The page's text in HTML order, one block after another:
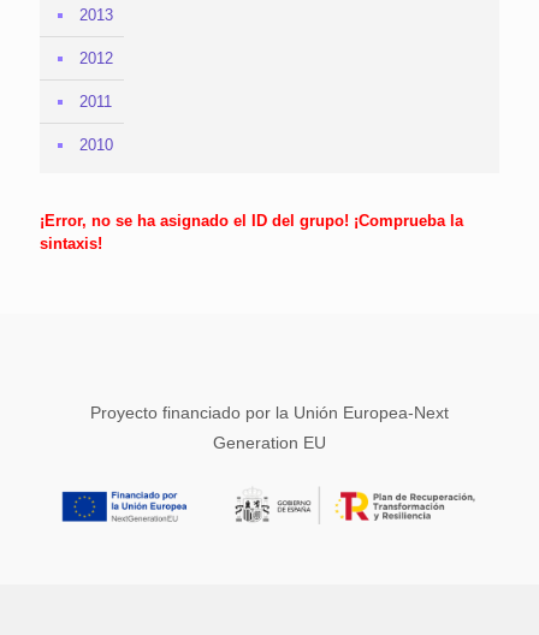
2013
2012
2011
2010
¡Error, no se ha asignado el ID del grupo! ¡Comprueba la
sintaxis!
Proyecto financiado por la Unión Europea-Next
Generation EU